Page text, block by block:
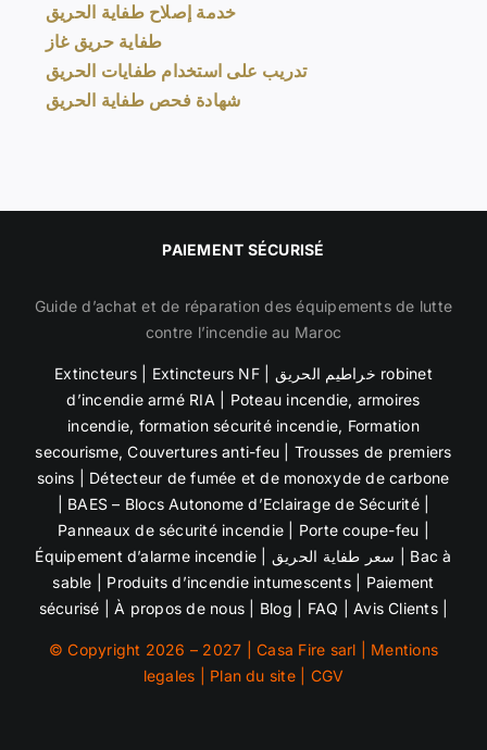
خدمة إصلاح طفاية الحريق
طفاية حريق غاز
تدريب على استخدام طفايات الحريق
شهادة فحص طفاية الحريق
PAIEMENT SÉCURISÉ
Guide d’achat et de réparation des équipements de lutte
contre l’incendie au Maroc
Extincteurs| Extincteurs NF|
خراطيم الحريق robinet
d’incendie armé RIA
Poteau incendie, armoires
incendie, formation sécurité incendie, Formation
secourisme, Couvertures anti-feu | Trousses de premiers
soins | Détecteur de fumée et demonoxyde de carbone
| BAES – Blocs Autonome d’Eclairage de Sécurité |
Panneaux de sécurité incendie | Porte coupe-feu |
Équipement d’alarme incendie
سعر طفاية الحريق
Bac à
sable | Produits d’incendie intumescents | Paiement
sécurisé |À propos de nous Blog FAQ Avis Clients|
© Copyright 2026 – 2027 | Casa Fire sarl | Mentions
legales
Plan du site| CGV